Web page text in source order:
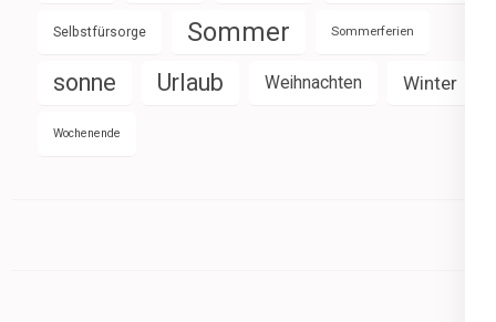
Selbstfürsorge Sommer Sommerferien
sonne Urlaub Weihnachten Winter
Wochenende